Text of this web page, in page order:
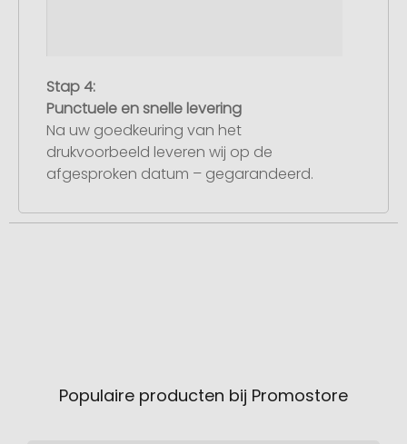
Stap 4:
Punctuele en snelle levering
Na uw goedkeuring van het
drukvoorbeeld leveren wij op de
afgesproken datum – gegarandeerd.
Populaire producten bij Promostore